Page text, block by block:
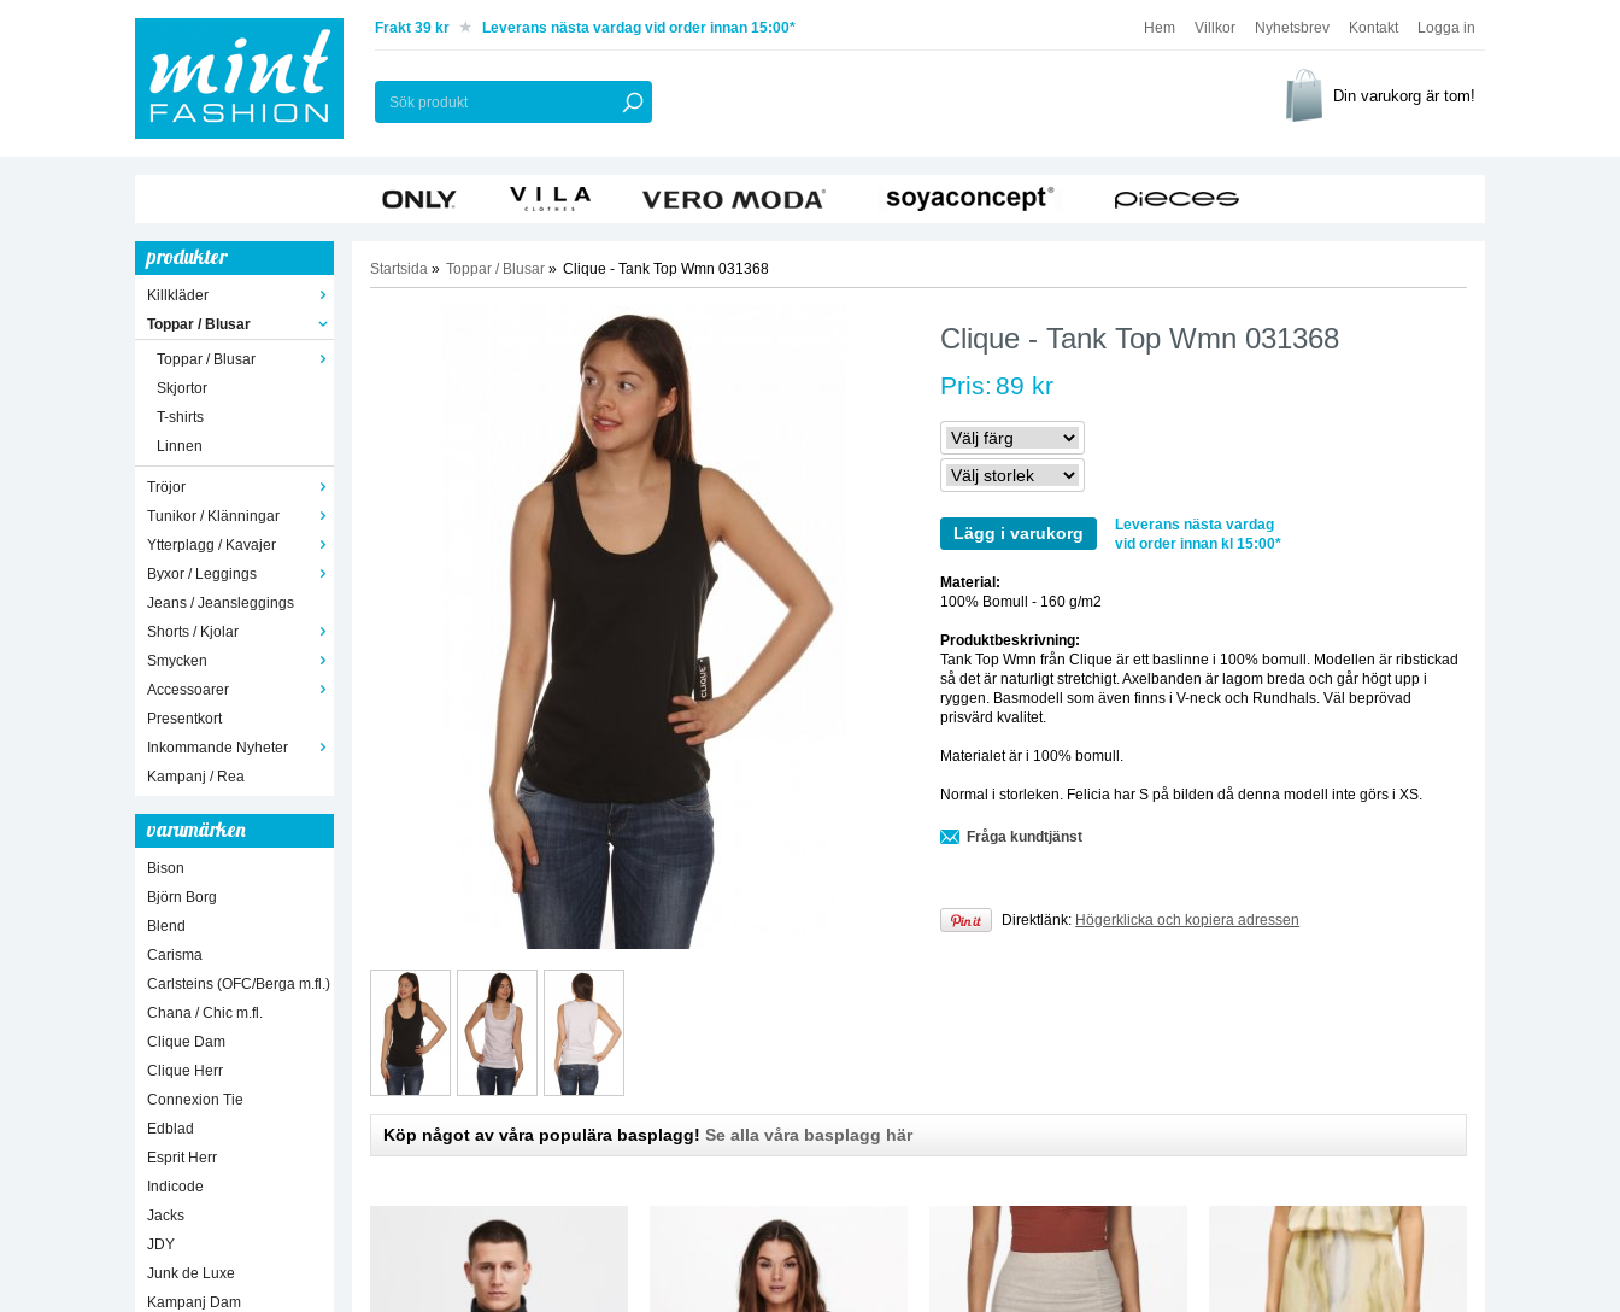
Hem Villkor Nyhetsbrev Kontakt Logga in
Frakt 39 kr Leverans nästa vardag vid order innan 15:00*
Din varukorg är tom!
produkter
Killkläder
Toppar / Blusar
Toppar / Blusar
Skjortor
T-shirts
Linnen
Tröjor
Tunikor / Klänningar
Ytterplagg / Kavajer
Byxor / Leggings
Jeans / Jeansleggings
Shorts / Kjolar
Smycken
Accessoarer
Presentkort
Inkommande Nyheter
Kampanj / Rea
varumärken
Bison
Björn Borg
Blend
Carisma
Carlsteins (OFC/Berga m.fl.)
Chana / Chic m.fl.
Clique Dam
Clique Herr
Connexion Tie
Edblad
Esprit Herr
Indicode
Jacks
JDY
Junk de Luxe
Kampanj Dam
Startsida » Toppar / Blusar » Clique - Tank Top Wmn 031368
Clique - Tank Top Wmn 031368
Pris: 89 kr
Lägg i varukorg
Leverans nästa vardag
vid order innan kl 15:00*
Material:
100% Bomull - 160 g/m2
Produktbeskrivning:
Tank Top Wmn från Clique är ett baslinne i 100% bomull. Modellen är ribstickad
så det är naturligt stretchigt. Axelbanden är lagom breda och går högt upp i
ryggen. Basmodell som även finns i V-neck och Rundhals. Väl beprövad
prisvärd kvalitet.
Materialet är i 100% bomull.
Normal i storleken. Felicia har S på bilden då denna modell inte görs i XS.
Fråga kundtjänst
Direktlänk: Högerklicka och kopiera adressen
Köp något av våra populära basplagg! Se alla våra basplagg här